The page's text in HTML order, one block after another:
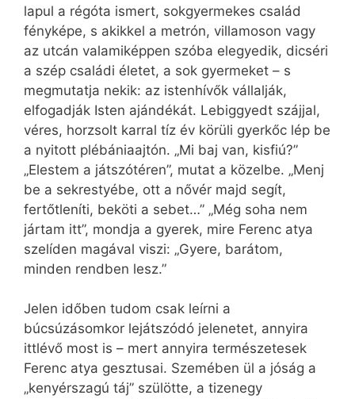
lapul a régóta ismert, sokgyermekes család
fényképe, s akikkel a metrón, villamoson vagy
az utcán valamiképpen szóba elegyedik, dicséri
a szép családi életet, a sok gyermeket – s
megmutatja nekik: az istenhívők vállalják,
elfogadják Isten ajándékát. Lebiggyedt szájjal,
véres, horzsolt karral tíz év körüli gyerkőc lép be
a nyitott plébániaajtón. „Mi baj van, kisfiú?”
„Elestem a játszótéren”, mutat a közelbe. „Menj
be a sekrestyébe, ott a nővér majd segít,
fertőtleníti, beköti a sebet…” „Még soha nem
jártam itt”, mondja a gyerek, mire Ferenc atya
szelíden magával viszi: „Gyere, barátom,
minden rendben lesz.”
Jelen időben tudom csak leírni a
búcsúzásomkor lejátszódó jelenetet, annyira
ittlévő most is – mert annyira természetesek
Ferenc atya gesztusai. Szemében ül a jóság a
„kenyérszagú táj” szülötte, a tizenegy